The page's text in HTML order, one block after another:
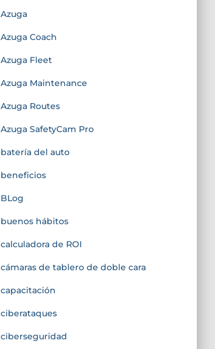
Azuga
Azuga Coach
Azuga Fleet
Azuga Maintenance
Azuga Routes
Azuga SafetyCam Pro
batería del auto
beneficios
BLog
buenos hábitos
calculadora de ROI
cámaras de tablero de doble cara
capacitación
ciberataques
ciberseguridad